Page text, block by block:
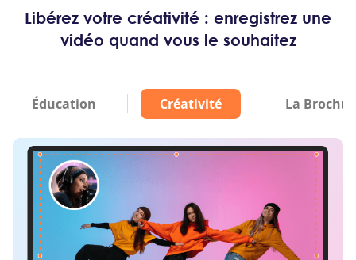
Libérez votre créativité : enregistrez une
vidéo quand vous le souhaitez
Éducation Créativité La